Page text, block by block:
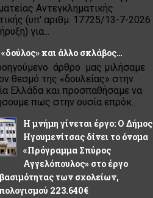
Αντεγκληματικής
(υπ' αριθμ. 17725/13-7-2026
για...
και άλλο σκλάβος…
άρθρο μας μιλήσαμε
θεσμό της «δουλείας» στην
Ελλάδα και προσπαθήσαμε να
πως στην ουσία επρόκ...
Η μνήμη γίνεται έργο: Ο Δήμος
Ηγουμενίτσας δίνει το όνομα
«Πρόγραμμα Σπύρος
Αγγελόπουλος» στο έργο
των σχολείων,
223.640€